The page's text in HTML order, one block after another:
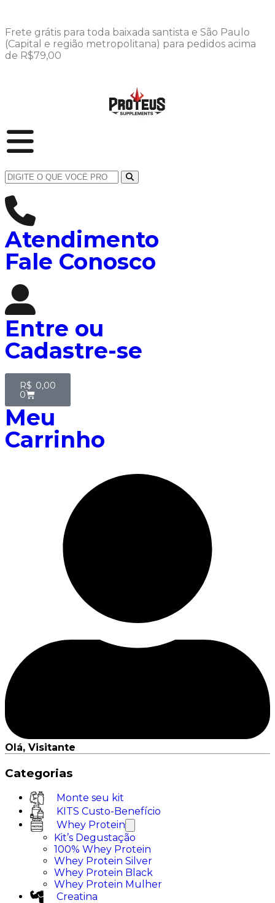
Frete grátis para toda baixada santista e São Paulo
(Capital e região metropolitana) para pedidos acima
de R$79,00
Atendimento
Fale Conosco
Entre ou
Cadastre-se
R$ 0,00
0
Meu
Carrinho
Olá, Visitante
Categorias
Monte seu kit
KITS Custo-Benefício
Whey Protein
Kit’s Degustação
100% Whey Protein
Whey Protein Silver
Whey Protein Black
Whey Protein Mulher
Creatina